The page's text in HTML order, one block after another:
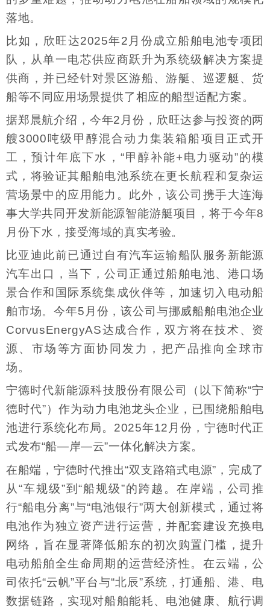
落地。
比如，欣旺达2025年2月份成立船舶电池专项团
队，从单一电芯供应商跃升为系统级解决方案提
供商，并已经针对景区游船、游艇、巡逻艇、货
船等不同应用场景提供了相应的船型适配方案。
据郑晨航介绍，今年2月份，欣旺达参与投资的两
艘3000吨级甲醇混合动力集装箱船项目正式开
工，预计年底下水，“甲醇补能+电力驱动”的模
式，将验证其船舶电池系统在更长航程和复杂运
营场景中的应用能力。此外，该公司携手大连海
事大学共同开发新能源智能游艇项目，将于今年8
月份下水，接受海域的真实考验。
比亚迪此前已通过自有汽车运输船队服务新能源
汽车出口，当下，公司正通过船舶电池、港口场
景合作和国际系统集成伙伴等，加速切入电动船
舶市场。今年5月份，该公司与挪威船舶电池企业
CorvusEnergyAS达成合作，双方将在技术、资
源、市场等方面协同发力，把产品推向全球市
场。
宁德时代新能源科技股份有限公司（以下简称“宁
德时代”）作为动力电池龙头企业，已围绕船舶电
池进行系统化布局。2025年12月份，宁德时代正
式发布“船—岸—云”一体化解决方案。
在船端，宁德时代推出“双支路箱式电源”，完成了
从“车规级”到“船规级”的跨越。在岸端，公司推
行“船电分离”与“电池银行”两大创新模式，通过将
电池作为独立资产进行运营，并配套建设充换电
网络，旨在显著降低船东的初次购置门槛，提升
电动船舶全生命周期的运营经济性。在云端，公
司依托“云帆”平台与“北辰”系统，打通船、港、电
数据链路，实现对船舶能耗、电池健康、航行调